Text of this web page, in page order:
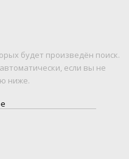
будет произведён поиск.
если вы не
ниже.